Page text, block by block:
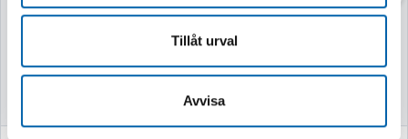
Tillåt urval
Avvisa
605
Finns i lager
610
Finns i lager